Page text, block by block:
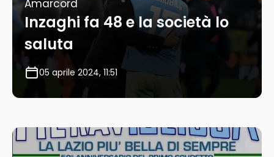
Amarcord
Inzaghi fa 48 e la società lo
saluta
05 aprile 2024, 11:51